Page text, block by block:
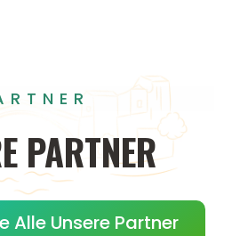
PARTNER
Alle Unsere Partner